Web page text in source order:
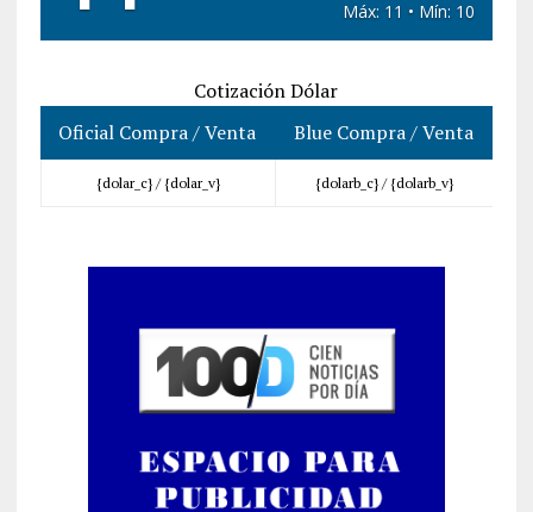
Máx: 11 • Mín: 10
Cotización Dólar
Oficial Compra / Venta
Blue Compra / Venta
{dolar_c} / {dolar_v} {dolarb_c} / {dolarb_v}